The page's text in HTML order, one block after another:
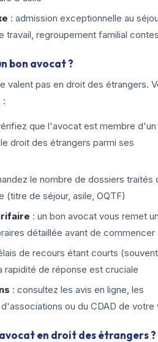
: admission exceptionnelle au
travail, regroupement familial
bon avocat ?
valent pas en droit des étrangers.
:
que l'avocat est membre d'un
droit des étrangers parmi ses
le nombre de dossiers traités
de séjour, asile, OQTF)
: un bon avocat vous remet
détaillée avant de commencer
de recours étant courts
rapidité de réponse est cruciale
: consultez les avis en ligne, les
ou du CDAD de votre
en droit des étrangers ?